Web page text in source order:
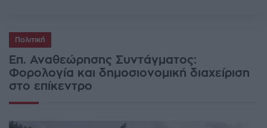
Πολιτική
Επ. Αναθεώρησης Συντάγματος:
Φορολογία και δημοσιονομική διαχείριση
στο επίκεντρο